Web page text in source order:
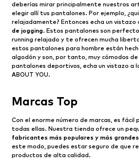
deberías mirar principalmente nuestros
elegir allí tus pantalones. Por ejemplo,
relajadamente? Entonces echa un vistazo
de jogging. Estos pantalones son
running relajado y te ofrecen mucha
estos pantalones para hombre están
algodón y son, por tanto, muy cómodos de
pantalones deportivos, echa un vistazo a
ABOUT YOU.
Marcas Top
Con el enorme número de marcas, es fácil
todas ellas. Nuestra tienda ofrece un
fabricantes más populares y más
este modo, puedes estar seguro de que
productos de alta calidad.